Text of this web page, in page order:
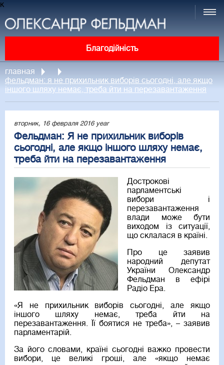
к
Благодійність
главная
фельдман: я не прихильник виборів сьогодні, але якщо
іншого шляху немає, треба йти на перезавантаження
вторник, 16 февраля 2016 year
Фельдман: Я не прихильник виборів
сьогодні, але якщо іншого шляху немає,
треба йти на перезавантаження
Дострокові
парламентські
вибори і
перезавантаження
влади може бути
виходом із ситуації,
що склалася в країні.
Про це заявив
народний депутат
України Олександр
Фельдман в ефірі
Радіо Ера.
«Я не прихильник виборів сьогодні, але якщо
іншого шляху немає, треба йти на
перезавантаження. Її боятися не треба», – заявив
парламентарій.
За його словами, країні сьогодні важко провести
вибори, це великі гроші, але «якщо немає